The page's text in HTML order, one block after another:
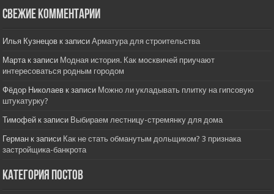
Свежие комментарии
Илья Кузнецов к записиАрматура для строительства
Мартак записи Модная история. Как москвичей приучают
интересоваться родным городом
Фёдор Николаев к записи Можно ли укладывать плитку на гипсовую
штукатурку?
Тимофей к записи Выбираем лестницу-стремянку для дома
Герман к записи Как не стать обманутым дольщиком? 3 признака
застройщика-банкрота
Категория постов